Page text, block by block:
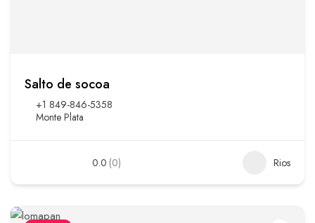
Salto de socoa
+1 849-846-5358
Monte Plata
0.0 (0) Rios